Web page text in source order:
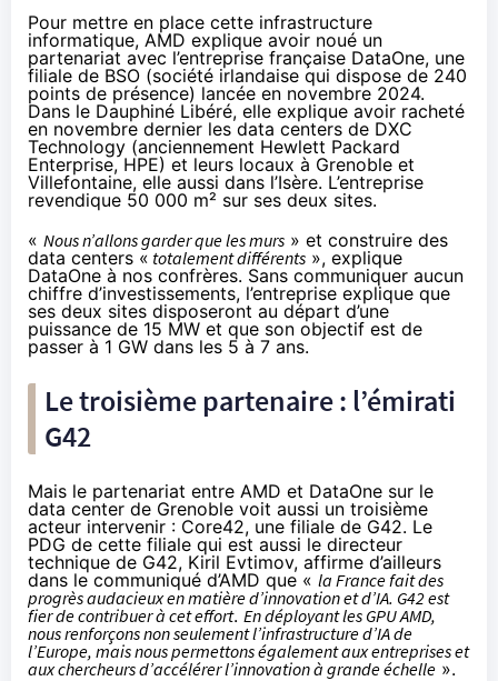
Pour mettre en place cette infrastructure
informatique, AMD explique avoir noué un
partenariat avec l’entreprise française DataOne, une
filiale de BSO (société irlandaise qui dispose de 240
points de présence) lancée en novembre 2024.
Dans le Dauphiné Libéré, elle explique avoir racheté
en novembre dernier les data centers de DXC
Technology (anciennement Hewlett Packard
Enterprise, HPE) et leurs locaux à Grenoble et
Villefontaine, elle aussi dans l’Isère. L’entreprise
revendique 50 000 m² sur ses deux sites.
« Nous n’allons garder que les murs » et construire des
data centers « totalement différents », explique
DataOne à nos confrères. Sans communiquer aucun
chiffre d’investissements, l’entreprise explique que
ses deux sites disposeront au départ d’une
puissance de 15 MW et que son objectif est de
passer à 1 GW dans les 5 à 7 ans.
Le troisième partenaire : l’émirati
G42
Mais le partenariat entre AMD et DataOne sur le
data center de Grenoble voit aussi un troisième
acteur intervenir : Core42, une filiale de G42. Le
PDG de cette filiale qui est aussi le directeur
technique de G42, Kiril Evtimov, affirme d’ailleurs
dans le communiqué d’AMD que « la France fait des
progrès audacieux en matière d’innovation et d’IA. G42 est
fier de contribuer à cet effort. En déployant les GPU AMD,
nous renforçons non seulement l’infrastructure d’IA de
l’Europe, mais nous permettons également aux entreprises et
aux chercheurs d’accélérer l’innovation à grande échelle ».